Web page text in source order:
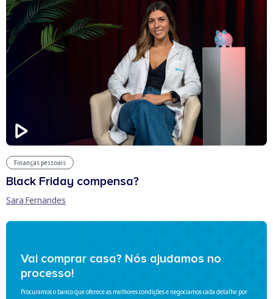
Finanças pessoais
Black Friday compensa?
Sara Fernandes
Vai comprar casa? Nós ajudamos no
processo!
Procuramos o banco que oferece as melhores condições e negociamos cada detalhe por